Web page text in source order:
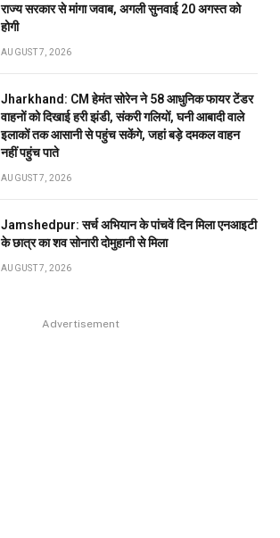
राज्य सरकार से मांगा जवाब, अगली सुनवाई 20 अगस्त को
होगी
AUGUST 7, 2026
Jharkhand: CM हेमंत सोरेन ने 58 आधुनिक फायर टेंडर
वाहनों को दिखाई हरी झंडी, संकरी गलियों, घनी आबादी वाले
इलाकों तक आसानी से पहुंच सकेंगे, जहां बड़े दमकल वाहन
नहीं पहुंच पाते
AUGUST 7, 2026
Jamshedpur: सर्च अभियान के पांचवें दिन मिला एनआइटी
के छात्र का शव सोनारी दोमुहानी से मिला
AUGUST 7, 2026
Advertisement